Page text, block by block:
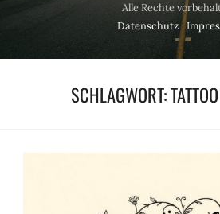
Alle Rechte
Datenschutz|
SCHLAGWORT: